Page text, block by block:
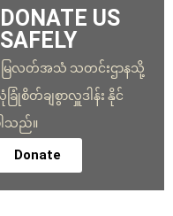
DONATE US
SAFELY
ြေလတ်အသံ သတင်းဌာနသို့
ြုံစိတ်ချစွာလှူဒါန်း နိုင်
သည်။
Donate